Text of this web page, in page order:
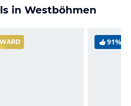
in Westböhmen
91%